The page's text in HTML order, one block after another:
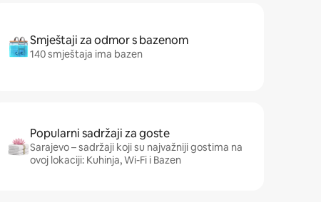
Smještaji za odmor s bazenom
140 smještaja ima bazen
Popularni sadržaji za goste
Sarajevo – sadržaji koji su najvažniji gostima na
ovoj lokaciji: Kuhinja, Wi-Fi i Bazen